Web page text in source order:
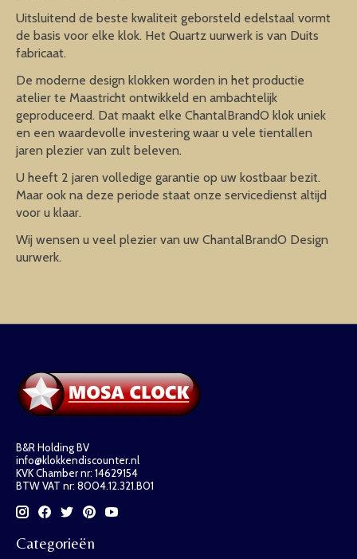
Uitsluitend de beste kwaliteit geborsteld edelstaal vormt
de basis voor elke klok. Het Quartz uurwerk is van Duits
fabricaat.
De moderne design klokken worden in het productie
atelier te Maastricht ontwikkeld en ambachtelijk
geproduceerd. Dat maakt elke ChantalBrandO klok uniek
en een waardevolle investering waar u vele tientallen
jaren plezier van zult beleven.
U heeft 2 jaren volledige garantie op uw kostbaar bezit.
Maar ook na deze periode staat onze servicedienst altijd
voor u klaar.
Wij wensen u veel plezier van uw ChantalBrandO Design
uurwerk.
B&R Holding BV
info@klokkendiscounter.nl
KVK Chamber nr: 14629154
BTW VAT nr: 8004.12.321.B01
Categorieën